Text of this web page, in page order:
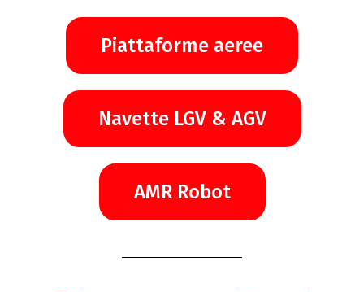
Piattaforme aeree
Navette LGV & AGV
AMR Robot